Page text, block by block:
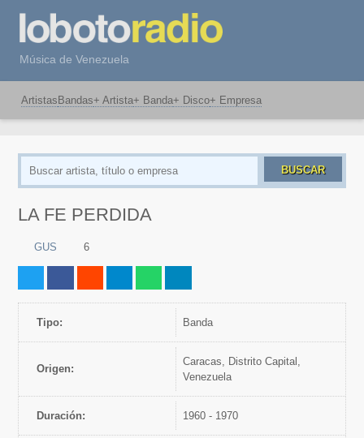
Música de Venezuela
Artistas Bandas+ Artista+ Banda+ Disco+ Empresa
BUSCAR
LA FE PERDIDA
GUS 6
Tipo: banda
Origen:
Caracas, Distrito Capital,
Venezuela
Duración: 1960 - 1970